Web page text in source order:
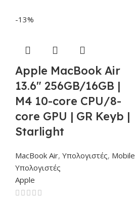
-13%
Apple MacBook Air
13.6″ 256GB/16GB |
M4 10-core CPU/8-
core GPU | GR Keyb |
Starlight
MacBook Air, Υπολογιστές, Mobile
Υπολογιστές
Apple